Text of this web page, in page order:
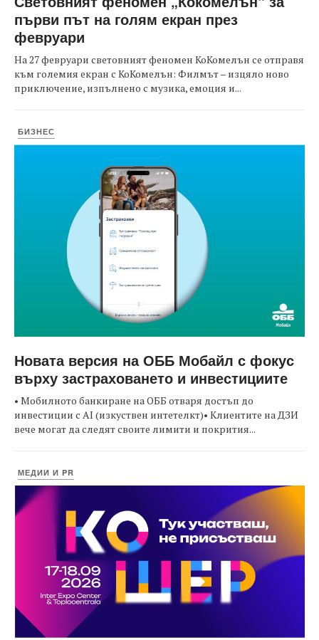
първи път на голям екран през
февруари
На 27 февруари световният феномен КоКомелън се отправя
към големия екран с КоКомелън: Филмът – изцяло ново
приключение, изпълнено с музика, емоция и...
БИЗНЕС
Новата версия на ОББ Мобайл с фокус
върху застраховането и инвестициите
• Мобилното банкиране на ОББ отваря достъп до
инвестиции с AI (изкуствен интетелкт)• Клиентите на ДЗИ
вече могат да следят своите лимити и покрития...
МЕДИИ И PR